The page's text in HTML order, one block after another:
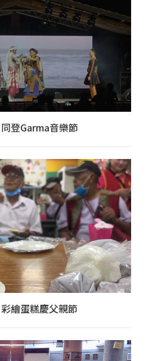
登Garma音樂節
繪蛋糕慶父親節